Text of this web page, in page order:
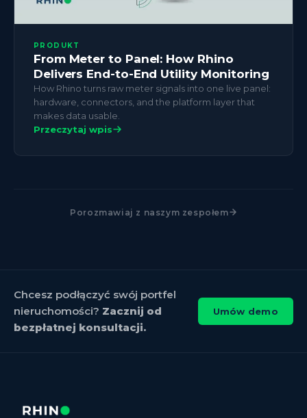
PRODUKT
From Meter to Panel: How Rhino
Delivers End-to-End Utility Monitoring
How Rhino turns raw meter signals into one live panel:
hardware, connectors, and the platform layer that
makes data usable.
Przeczytaj wpis
Porozmawiaj z naszym zespołem
Chcesz podłączyć swój portfel
nieruchomości? Zacznij od
bezpłatnej konsultacji.
Umów demo